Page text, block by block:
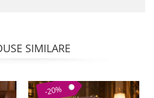
SIMILARE
-20%